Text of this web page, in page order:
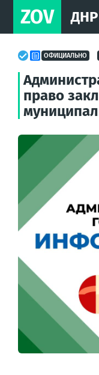
ZOV ДНР
ОФИЦИАЛЬНО
право